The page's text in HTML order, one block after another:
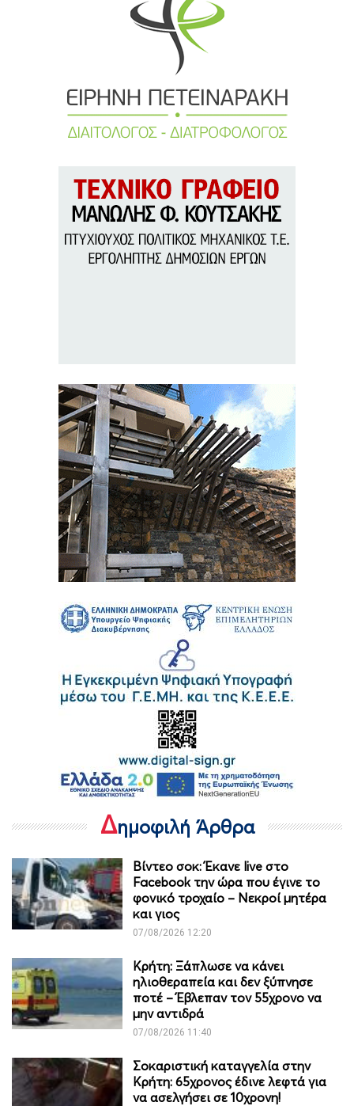
Δημοφιλή Άρθρα
Βίντεο σοκ: Έκανε live στο
Facebook την ώρα που έγινε το
φονικό τροχαίο – Νεκροί μητέρα
και γιος
07/08/2026 12:20
Κρήτη: Ξάπλωσε να κάνει
ηλιοθεραπεία και δεν ξύπνησε
ποτέ – Έβλεπαν τον 55χρονο να
μην αντιδρά
07/08/2026 11:40
Σοκαριστική καταγγελία στην
Κρήτη: 65χρονος έδινε λεφτά για
να ασελγήσει σε 10χρονη!